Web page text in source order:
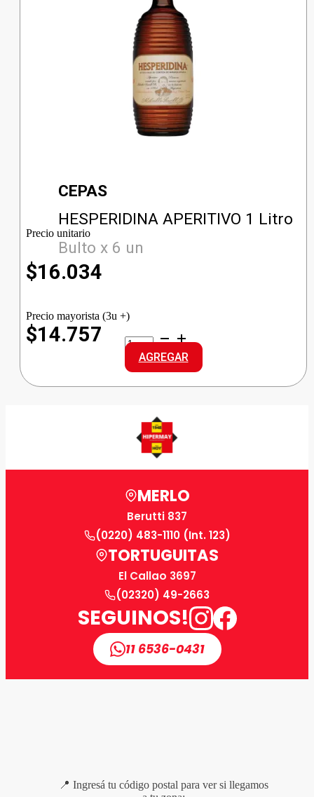
CEPAS
HESPERIDINA APERITIVO 1 Litro
Bulto x 6 un
Precio unitario
$16.034
Precio mayorista (3u +)
$14.757
HESPERIDINA
APERITIVO
cantidad
AGREGAR
MERLO
Berutti 837
(0220) 483-1110 (Int. 123)
TORTUGUITAS
El Callao 3697
(02320) 49-2663
SEGUINOS!
11 6536-0431
📍 Ingresá tu código postal para ver si llegamos